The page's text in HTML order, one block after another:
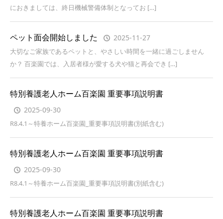
におきましては、終日機械警備体制となってお […]
ペット面会開始しました 2025-11-27
大切なご家族であるペットと、やさしい時間を一緒に過ごしません
か？ 百楽園では、入居者様が愛する犬や猫と再会でき […]
特別養護老人ホーム百楽園 重要事項説明書
2025-09-30
R8.4.1～特養ホーム百楽園_重要事項説明書(別紙含む)
特別養護老人ホーム百楽園 重要事項説明書
2025-09-30
R8.4.1～特養ホーム百楽園_重要事項説明書(別紙含む)
特別養護老人ホーム百楽園 重要事項説明書